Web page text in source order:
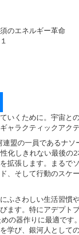
のエネルギー革命
いくために。宇宙と
ャラクティックアク
盟の一員であるナソ
化しきれない最後の
拡張します。まるで
、そして行動のスケ
ふさわしい生活習慣
ます。特にアデプト
の器作りに最適です
学び、銀河人として